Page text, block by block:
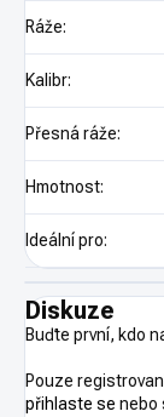
Ráže:
Kalibr:
Přesná ráže:
Hmotnost:
Ideální pro:
Diskuze
Buďte první, kdo
Pouze
přihlaste se nebo